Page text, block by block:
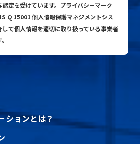
定を受けています。プライバシーマーク
Q 15001 個人情報保護マネジメントシス
て個人情報を適切に取り扱っている事業者
ションとは？